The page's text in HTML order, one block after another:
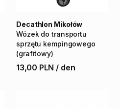
Wózek do transportu
sprzętu kempingowego
(grafitowy)
Decathlon Mikołów
13,00 PLN / den